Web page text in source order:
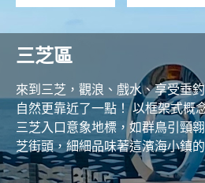
三芝區
來到三芝，觀浪、戲水、享受垂
自然更靠近了一點！ 以框架式概
三芝入口意象地標，如群鳥引頸
芝街頭，細細品味著這濱海小鎮